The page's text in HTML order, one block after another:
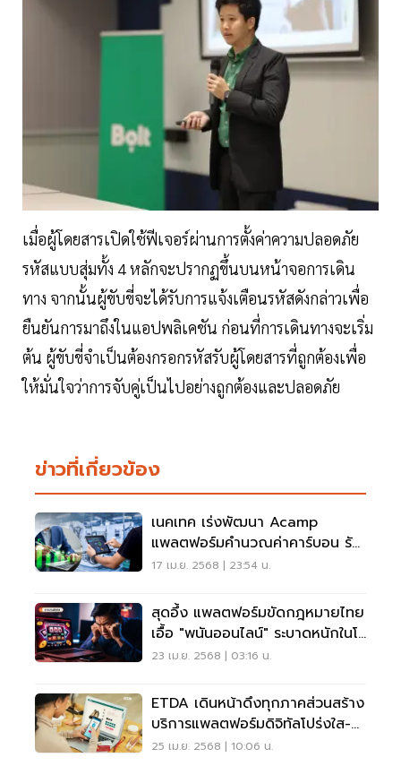
เมื่อผู้โดยสารเปิดใช้ฟีเจอร์ผ่านการตั้งค่าความปลอดภัย
รหัสแบบสุ่มทั้ง 4 หลักจะปรากฏขึ้นบนหน้าจอการเดิน
ทาง จากนั้นผู้ขับขี่จะได้รับการแจ้งเตือนรหัสดังกล่าวเพื่อ
ยืนยันการมาถึงในแอปพลิเคชัน ก่อนที่การเดินทางจะเริ่ม
ต้น ผู้ขับขี่จำเป็นต้องกรอกรหัสรับผู้โดยสารที่ถูกต้องเพื่อ
ให้มั่นใจว่าการจับคู่เป็นไปอย่างถูกต้องและปลอดภัย
ข่าวที่เกี่ยวข้อง
เนคเทค เร่งพัฒนา Acamp
แพลตฟอร์มคำนวณค่าคาร์บอน รับ
กติกาโลกใหม่
17 เม.ย. 2568 | 23:54 น.
สุดอึ้ง แพลตฟอร์มขัดกฎหมายไทย
เอื้อ "พนันออนไลน์" ระบาดหนักในโซ
เชียล
23 เม.ย. 2568 | 03:16 น.
ETDA เดินหน้าดึงทุกภาคส่วนสร้าง
บริการแพลตฟอร์มดิจิทัลโปร่งใส-
ปลอดภัย
25 เม.ย. 2568 | 10:06 น.